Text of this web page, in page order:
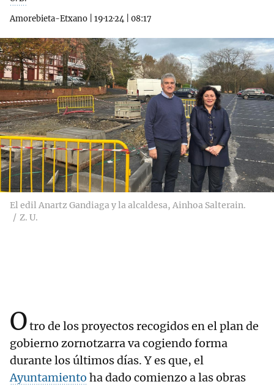
Amorebieta-Etxano
19·12·24 08:17
El edil Anartz Gandiaga y la alcaldesa, Ainhoa Salterain.
Z. U.
Otro de los proyectos recogidos en el plan de
gobierno zornotzarra va cogiendo forma
durante los últimos días. Y es que, el
Ayuntamiento ha dado comienzo a las obras